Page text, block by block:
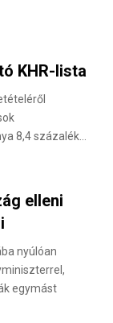
KHR-lista
8,4 százalék…
elleni
nyúlóan
egymást